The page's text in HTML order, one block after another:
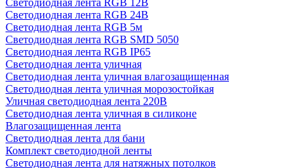
Светодиодная лента RGB 12В
Светодиодная лента RGB 24В
Светодиодная лента RGB 5м
Светодиодная лента RGB SMD 5050
Светодиодная лента RGB IP65
Светодиодная лента уличная
Светодиодная лента уличная влагозащищенная
Светодиодная лента уличная морозостойкая
Уличная светодиодная лента 220В
Светодиодная лента уличная в силиконе
Влагозащищенная лента
Светодиодная лента для бани
Комплект светодиодной ленты
Светодиодная лента для натяжных потолков